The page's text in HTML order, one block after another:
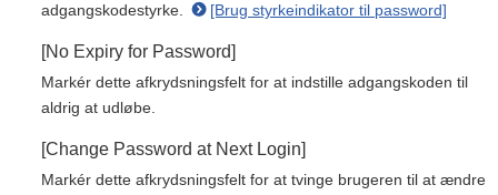
adgangskodestyrke.
[Brug styrkeindikator til password]
[No Expiry for Password]
Markér dette afkrydsningsfelt for at indstille adgangskoden til
aldrig at udløbe.
[Change Password at Next Login]
Markér dette afkrydsningsfelt for at tvinge brugeren til at ændre